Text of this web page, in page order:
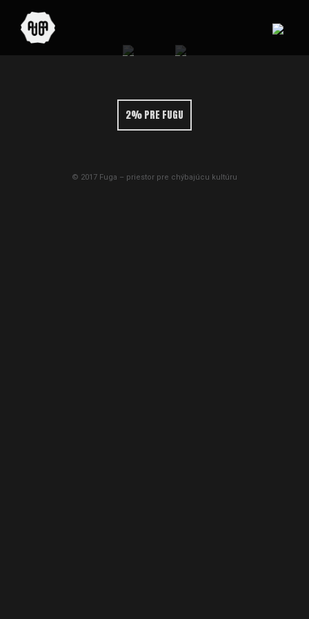
2% PRE FUGU
© 2017 Fuga – priestor pre chýbajúcu kultúru